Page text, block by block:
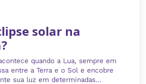
solar na
quando a Lua, sempre em
entre a Terra e o Sol e encobre
sua luz em determinadas...